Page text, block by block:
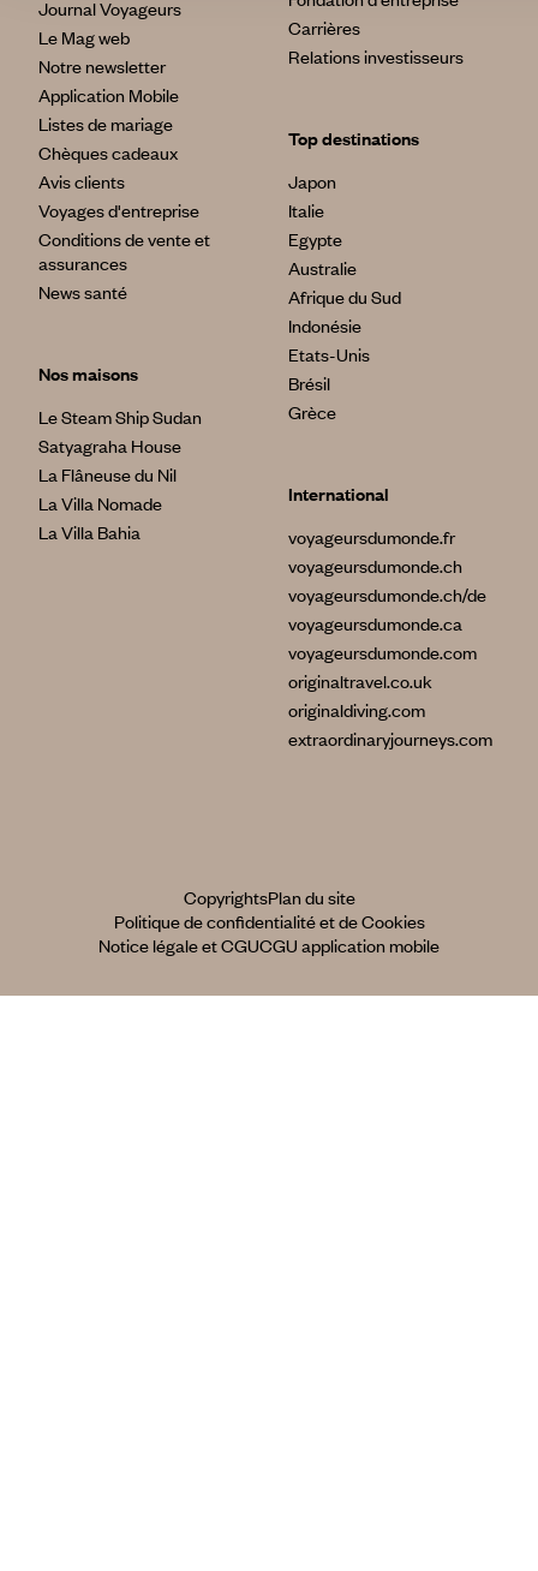
Journal Voyageurs
Le Mag web
Notre newsletter
Application Mobile
Listes de mariage
Chèques cadeaux
Avis clients
Voyages d'entreprise
Conditions de vente et
assurances
News santé
Nos maisons
Le Steam Ship Sudan
Satyagraha House
La Flâneuse du Nil
La Villa Nomade
La Villa Bahia
Carrières
Relations investisseurs
Top destinations
Japon
Italie
Egypte
Australie
Afrique du Sud
Indonésie
Etats-Unis
Brésil
Grèce
International
voyageursdumonde.fr
voyageursdumonde.ch
voyageursdumonde.ch/de
voyageursdumonde.ca
voyageursdumonde.com
originaltravel.co.uk
originaldiving.com
extraordinaryjourneys.com
CopyrightsPlan du site
Politique de confidentialité et de Cookies
Notice légale et CGUCGU application mobile